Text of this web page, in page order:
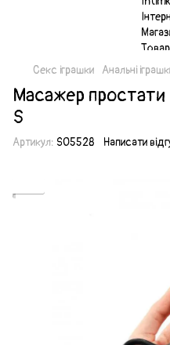
Секс іграшки Анальні
Масажер
S
Артикул: SO5528 Написати